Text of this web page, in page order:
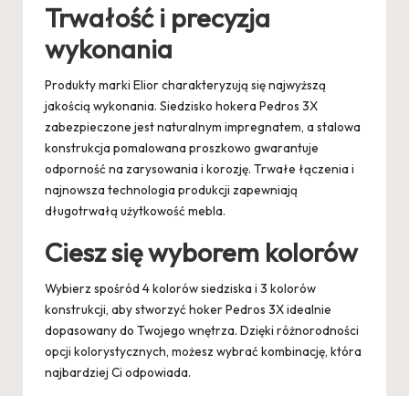
Trwałość i precyzja
wykonania
Produkty marki Elior charakteryzują się najwyższą
jakością wykonania. Siedzisko hokera Pedros 3X
zabezpieczone jest naturalnym impregnatem, a stalowa
konstrukcja pomalowana proszkowo gwarantuje
odporność na zarysowania i korozję. Trwałe łączenia i
najnowsza technologia produkcji zapewniają
długotrwałą użytkowość mebla.
Ciesz się wyborem kolorów
Wybierz spośród 4 kolorów siedziska i 3 kolorów
konstrukcji, aby stworzyć hoker Pedros 3X idealnie
dopasowany do Twojego wnętrza. Dzięki różnorodności
opcji kolorystycznych, możesz wybrać kombinację, która
najbardziej Ci odpowiada.